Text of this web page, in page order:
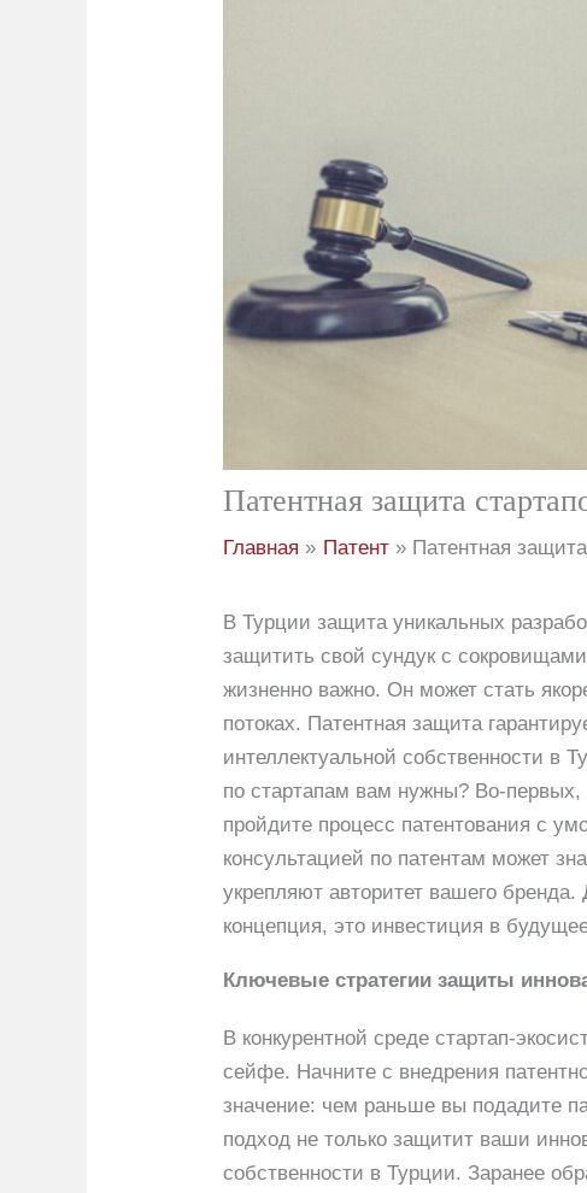
Патентная защита
Главная Патент Патентная
В Турции защита уникальных
защитить свой сундук с
жизненно важно. Он может стать
потоках. Патентная защита
интеллектуальной собственности в
по стартапам вам нужны? Во-первых,
пройдите процесс патентования с
консультацией по патентам может
укрепляют авторитет вашего
концепция, это инвестиция в
Ключевые стратегии защиты
В конкурентной среде стартап-
сейфе. Начните с внедрения
значение: чем раньше вы подадите
подход не только защитит ваши
собственности в Турции. Заранее